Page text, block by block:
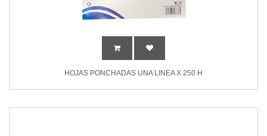
HOJAS PONCHADAS UNA LINEA X 250 H